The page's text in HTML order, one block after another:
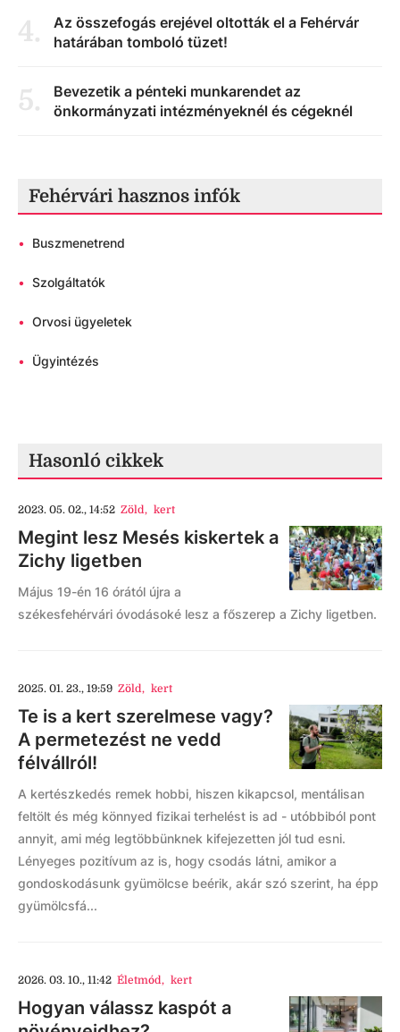
4.
Az összefogás erejével oltották el a Fehérvár
határában tomboló tüzet!
5.
Bevezetik a pénteki munkarendet az
önkormányzati intézményeknél és cégeknél
Fehérvári hasznos infók
• Buszmenetrend
• Szolgáltatók
• Orvosi ügyeletek
• Ügyintézés
Hasonló cikkek
2023. 05. 02., 14:52 Zöld, kert
Megint lesz Mesés kiskertek a
Zichy ligetben
Május 19-én 16 órától újra a
székesfehérvári óvodásoké lesz a főszerep a Zichy ligetben.
2025. 01. 23., 19:59 Zöld, kert
Te is a kert szerelmese vagy?
A permetezést ne vedd
félvállról!
A kertészkedés remek hobbi, hiszen kikapcsol, mentálisan
feltölt és még könnyed fizikai terhelést is ad - utóbbiból pont
annyit, ami még legtöbbünknek kifejezetten jól tud esni.
Lényeges pozitívum az is, hogy csodás látni, amikor a
gondoskodásunk gyümölcse beérik, akár szó szerint, ha épp
gyümölcsfá...
2026. 03. 10., 11:42 Életmód, kert
Hogyan válassz kaspót a